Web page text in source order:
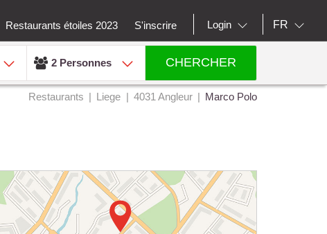
Restaurants étoiles 2023 S'inscrire Login FR
2 Personnes CHERCHER
Restaurants Liege 4031 Angleur Marco Polo